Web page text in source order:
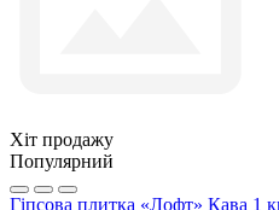
Хіт продажу
Популярний
Гіпсова плитка «Лофт» Кава 1